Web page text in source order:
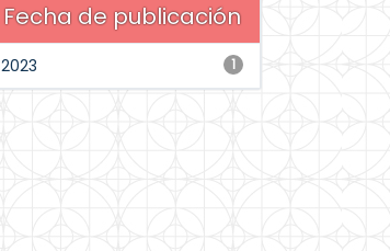
Fecha de publicación
1
2023